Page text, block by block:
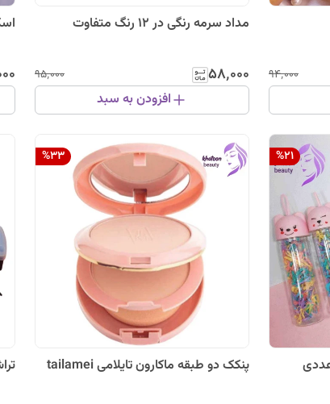
۹۴٬۰۰۰
مداد سرمه رنگی در 12 رنگ متفاوت
۵۸٬۰۰۰ ۹۵٬۰۰۰
افزودن به سبد
%21
%33
پنکک دو طبقه ماکارون تایلامی tailamei